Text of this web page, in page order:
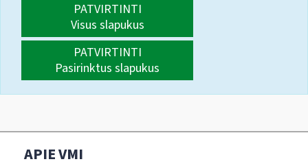
PATVIRTINTI
Visus slapukus
PATVIRTINTI
Pasirinktus slapukus
APIE VMI